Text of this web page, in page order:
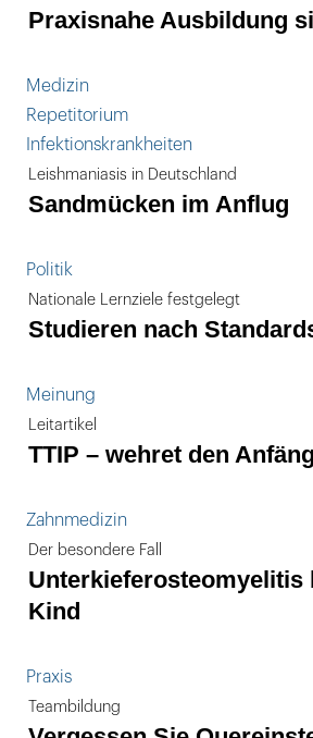
Praxisnahe Ausbildung
Medizin
Repetitorium
Infektionskrankheiten
Leishmaniasis in Deutschland
Sandmücken im Anflug
Politik
Nationale Lernziele festgelegt
Studieren nach
Meinung
Leitartikel
TTIP – wehret den
Zahnmedizin
Der besondere Fall
Unterkieferosteomyelitis
Kind
Praxis
Teambildung